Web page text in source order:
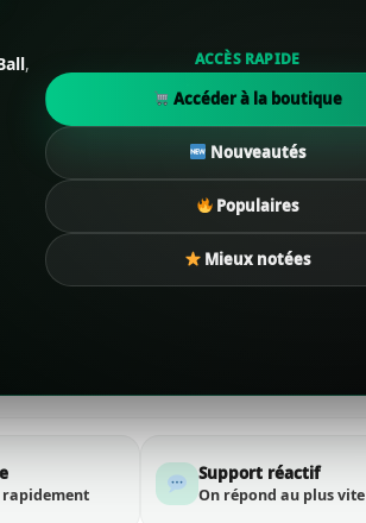
,
ACCÈS RAPIDE
Accéder à la boutique
Nouveautés
Populaires
Mieux notées
rapidement
Support réactif
On répond au plus vite